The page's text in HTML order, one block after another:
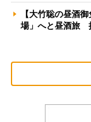
【大竹聡の昼酒
場」へと昼酒旅